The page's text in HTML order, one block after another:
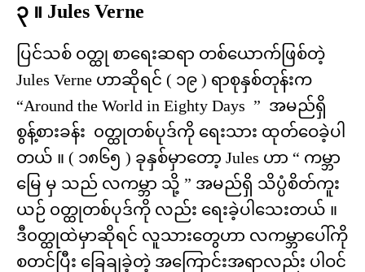
၃ ။ Jules Verne
ပြင်သစ် ၀တ္ထု စာရေးဆရာ တစ်ယောက်ဖြစ်တဲ့
Jules Verne ဟာဆိုရင် ( ၁၉ ) ရာစုနှစ်တုန်းက
“Around the World in Eighty Days ” အမည်ရှိ
စွန့်စားခန်း ၀တ္ထုတစ်ပုဒ်ကို ရေးသား ထုတ်ဝေခဲ့ပါ
တယ် ။ ( ၁၈၆၅ ) ခုနှစ်မှာတော့ Jules ဟာ “ ကမ္ဘာ
မြေ မှ သည် လကမ္ဘာ သို့ ” အမည်ရှိ သိပ္ပံစိတ်ကူး
ယဉ် ၀တ္ထုတစ်ပုဒ်ကို လည်း ရေးခဲ့ပါသေးတယ် ။
ဒီ၀တ္ထုထဲမှာဆိုရင် လူသားတွေဟာ လကမ္ဘာပေါ်ကို
စတင်ပြီး ခြေချခဲ့တဲ့ အကြောင်းအရာလည်း ပါဝင်